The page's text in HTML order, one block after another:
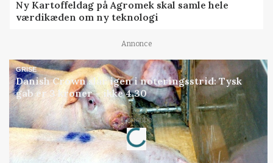
Ny Kartoffeldag på Agromek skal samle hele
værdikæden om ny teknologi
Annonce
GRISE
Danish Crown slår igen i noteringsstrid: Tysk
gab er 3 kroner – ikke 4,30
Annonce
Loading...